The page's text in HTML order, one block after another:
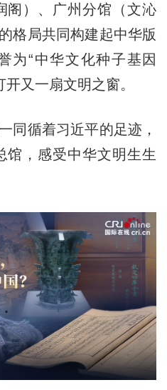
阁）、广州分馆（文沁
格局共同构建起中华版
为“中华文化种子基因
又一扇文明之窗。
循着习近平的足迹，
馆，感受中华文明生生